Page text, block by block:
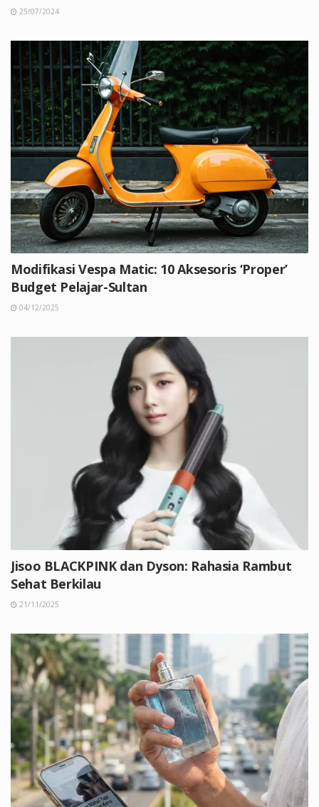
25/07/2024
Modifikasi Vespa Matic: 10 Aksesoris ‘Proper’
Budget Pelajar-Sultan
04/12/2025
Jisoo BLACKPINK dan Dyson: Rahasia Rambut
Sehat Berkilau
21/11/2025